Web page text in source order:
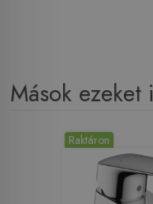
Mások ezeket
Raktáron